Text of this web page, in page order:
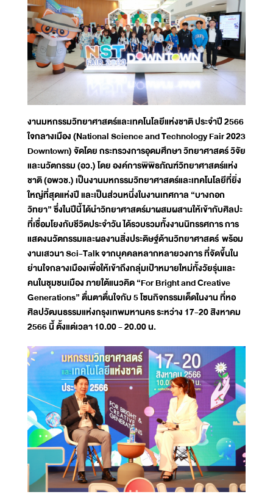
งานมหกรรมวิทยาศาสตร์และเทคโนโลยีแห่งชาติ ประจำปี 2566
ใจกลางเมือง (National Science and Technology Fair 2023
Downtown) จัดโดย กระทรวงการอุดมศึกษา วิทยาศาสตร์ วิจัย
และนวัตกรรม (อว.) โดย องค์การพิพิธภัณฑ์วิทยาศาสตร์แห่ง
ชาติ (อพวช.) เป็นงานมหกรรมวิทยาศาสตร์และเทคโนโลยีที่ยิ่ง
ใหญ่ที่สุดแห่งปี และเป็นส่วนหนึ่งในงานเทศกาล “บางกอก
วิทยา” ซึ่งในปีนี้ได้นำวิทยาศาสตร์มาผสมผสานให้เข้ากับศิลปะ
ที่เชื่อมโยงกับชีวิตประจำวัน ได้รวบรวมทั้งงานนิทรรศการ การ
แสดงนวัตกรรมและผลงานสิ่งประดิษฐ์ด้านวิทยาศาสตร์ พร้อม
งานเสวนา Sci-Talk จากบุคคลหลากหลายวงการ ที่จัดขึ้นใน
ย่านใจกลางเมืองเพื่อให้เข้าถึงกลุ่มเป้าหมายใหม่ทั้งวัยรุ่นและ
คนในชุมชนเมือง ภายใต้แนวคิด “For Bright and Creative
Generations” ตื่นตาตื่นใจกับ 5 โซนกิจกรรมเด็ดในงาน ที่หอ
ศิลปวัฒนธรรมแห่งกรุงเทพมหานคร ระหว่าง 17-20 สิงหาคม
2566 นี้ ตั้งแต่เวลา 10.00 - 20.00 น.